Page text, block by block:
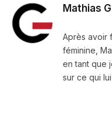
Mathias
Après avoir
féminine,
en tant que
sur ce qui